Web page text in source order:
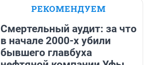
РЕКОМЕНДУЕМ
Смертельный аудит: за что
в начале 2000-х убили
бывшего главбуха